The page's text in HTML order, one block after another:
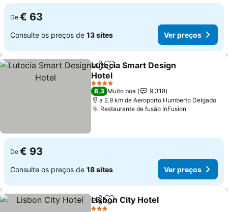
De € 63
Consulte os preços de 13 sites Ver preços
PartilharAdicionar aos favoritos
Lutecia Smart Design
Hotel
4 Estrelas
8,3 Muito boa
9.318
a 2.9 km de Aeroporto Humberto Delgado
Restaurante de fusão InFusion
De € 93
Consulte os preços de 18 sites Ver preços
PartilharAdicionar aos favoritos
Lisbon City Hotel